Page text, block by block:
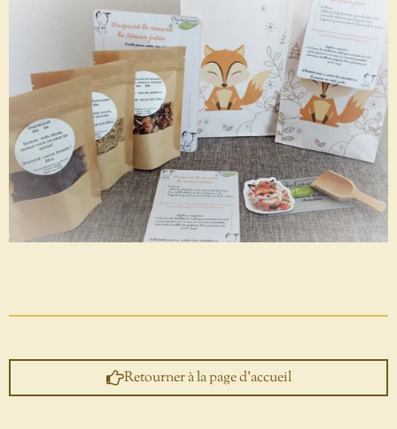
Retourner à la page d'accueil